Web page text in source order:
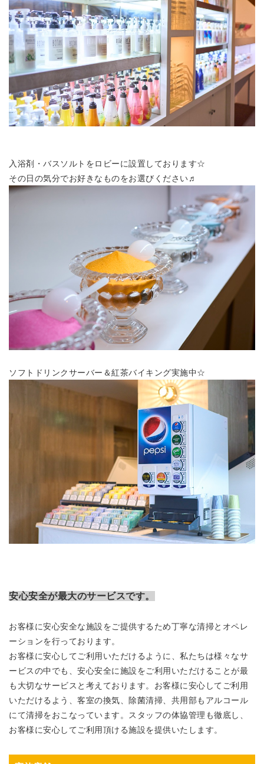
入浴剤・バスソルトをロビーに設置しております☆
その日の気分でお好きなものをお選びください♬
ソフトドリンクサーバー＆紅茶バイキング実施中☆
安心安全が最大のサービスです。
お客様に安心安全な施設をご提供するため丁寧な清掃とオペレ
ーションを行っております。
お客様に安心してご利用いただけるように、私たちは様々なサ
ービスの中でも、安心安全に施設をご利用いただけることが最
も大切なサービスと考えております。お客様に安心してご利用
いただけるよう、客室の換気、除菌清掃、共用部もアルコール
にて清掃をおこなっています。スタッフの体協管理も徹底し、
お客様に安心してご利用頂ける施設を提供いたします。